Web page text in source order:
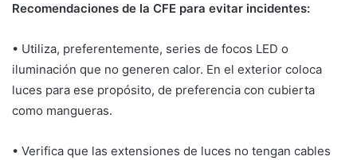
Recomendaciones de la CFE para evitar incidentes:
• Utiliza, preferentemente, series de focos LED o
iluminación que no generen calor. En el exterior coloca
luces para ese propósito, de preferencia con cubierta
como mangueras.
• Verifica que las extensiones de luces no tengan cables